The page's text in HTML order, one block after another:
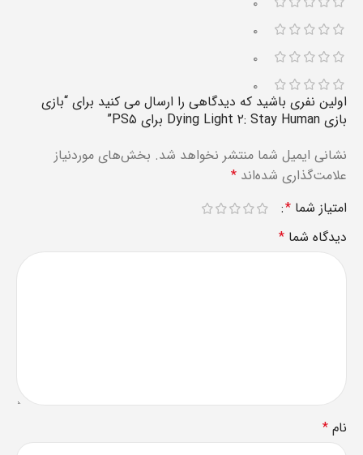
۰
۰
۰
اولین نفری باشید که دیدگاهی را ارسال می کنید برای “بازی
بازی Dying Light ۲: Stay Human برای PS۵”
نشانی ایمیل شما منتشر نخواهد شد. بخش‌های موردنیاز
علامت‌گذاری شده‌اند *
امتیاز شما *
دیدگاه شما *
نام *